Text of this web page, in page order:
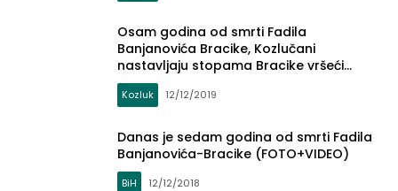
Osam godina od smrti Fadila
Banjanovića Bracike, Kozlučani
nastavljaju stopama Bracike vršeći
stalne akcije izgradnje i pomoći
ugroženim
Kozluk 12/12/2019
Danas je sedam godina od smrti Fadila
Banjanovića-Bracike (FOTO+VIDEO)
BiH 12/12/2018